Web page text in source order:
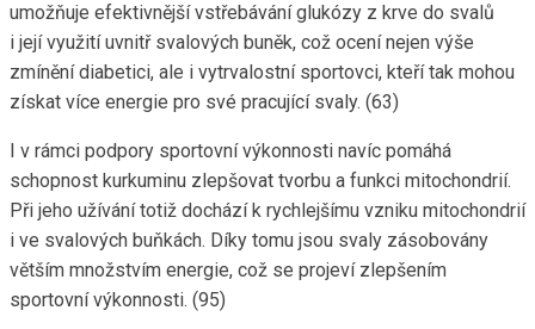
umožňuje efektivnější vstřebávání glukózy z krve do svalů
i její využití uvnitř svalových buněk, což ocení nejen výše
zmínění diabetici, ale i vytrvalostní sportovci, kteří tak mohou
získat více energie pro své pracující svaly. (63)
I v rámci podpory sportovní výkonnosti navíc pomáhá
schopnost kurkuminu zlepšovat tvorbu a funkci mitochondrií.
Při jeho užívání totiž dochází k rychlejšímu vzniku mitochondrií
i ve svalových buňkách. Díky tomu jsou svaly zásobovány
větším množstvím energie, což se projeví zlepšením
sportovní výkonnosti. (95)